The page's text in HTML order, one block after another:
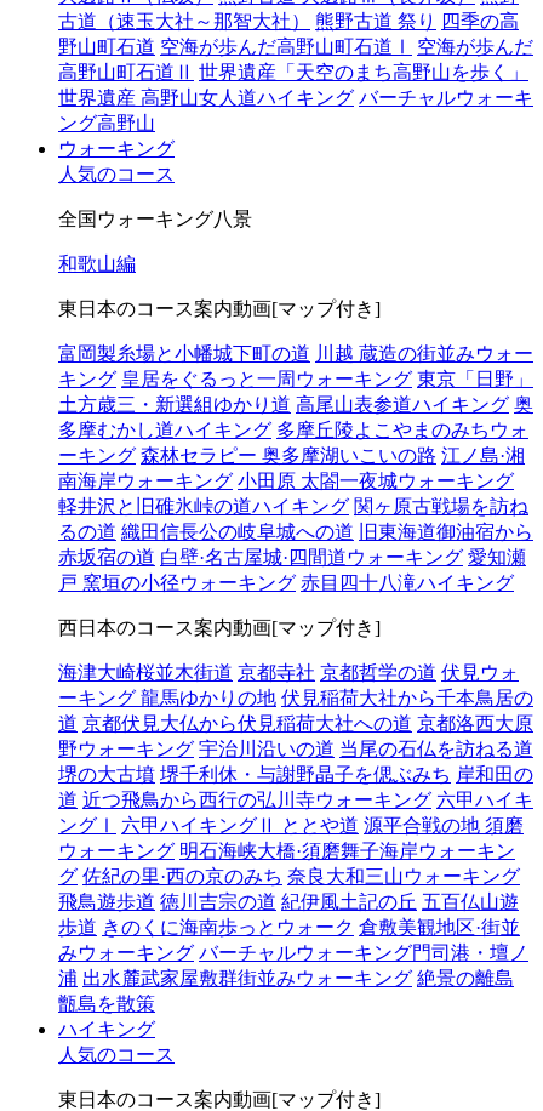
古道（速玉大社～那智大社）
熊野古道 祭り
四季の高
野山町石道 空海が歩んだ高野山町石道Ⅰ
空海が歩んだ
高野山町石道Ⅱ 世界遺産「天空のまち高野山を歩く」
世界遺産 高野山女人道ハイキング バーチャルウォーキ
ング高野山
ウォーキング
人気のコース
全国ウォーキング八景
和歌山編
東日本のコース案内動画[マップ付き]
富岡製糸場と小幡城下町の道 川越 蔵造の街並みウォー
キング 皇居をぐるっと一周ウォーキング 東京「日野」
土方歳三・新選組ゆかり道 高尾山表参道ハイキング 奥
多摩むかし道ハイキング 多摩丘陵よこやまのみちウォ
ーキング 森林セラピー 奥多摩湖いこいの路 江ノ島·湘
南海岸ウォーキング 小田原 太閤一夜城ウォーキング
軽井沢と旧碓氷峠の道ハイキング 関ヶ原古戦場を訪ね
るの道 織田信長公の岐阜城への道
旧東海道御油宿から
赤坂宿の道 白壁·名古屋城·四間道ウォーキング 愛知瀬
戸 窯垣の小径ウォーキング 赤目四十八滝ハイキング
西日本のコース案内動画[マップ付き]
海津大崎桜並木街道 京都寺社 京都哲学の道 伏見ウォ
ーキング 龍馬ゆかりの地 伏見稲荷大社から千本鳥居の
道 京都伏見大仏から伏見稲荷大社への道 京都洛西大原
野ウォーキング 宇治川沿いの道 当尾の石仏を訪ねる道
堺の大古墳 堺千利休・与謝野晶子を偲ぶみち 岸和田の
道 近つ飛鳥から西行の弘川寺ウォーキング 六甲ハイキ
ングⅠ
六甲ハイキングⅡ ととや道 源平合戦の地 須磨
ウォーキング 明石海峡大橋·須磨舞子海岸ウォーキン
グ 佐紀の里·西の京のみち 奈良大和三山ウォーキング
飛鳥遊歩道 徳川吉宗の道 紀伊風土記の丘 五百仏山遊
歩道 きのくに海南歩っとウォーク 倉敷美観地区·街並
みウォーキング バーチャルウォーキング門司港・壇ノ
浦 出水麓武家屋敷群街並みウォーキング 絶景の離島
甑島を散策
ハイキング
人気のコース
東日本のコース案内動画[マップ付き]